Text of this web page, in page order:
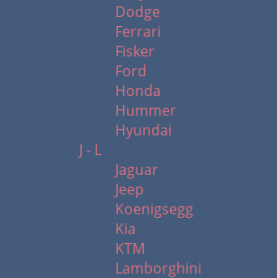
Dodge
Ferrari
Fisker
Ford
Honda
Hummer
Hyundai
J - L
Jaguar
Jeep
Koenigsegg
Kia
KTM
Lamborghini